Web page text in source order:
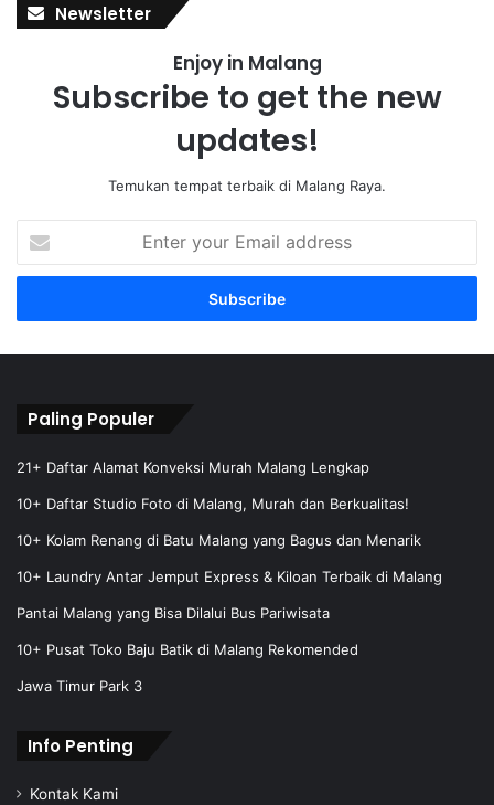
Newsletter
Enjoy in Malang
Subscribe to get the new
updates!
Temukan tempat terbaik di Malang Raya.
t
r
m
l
d
e
s
Paling Populer
21+ Daftar Alamat Konveksi Murah Malang Lengkap
10+ Daftar Studio Foto di Malang, Murah dan Berkualitas!
10+ Kolam Renang di Batu Malang yang Bagus dan Menarik
10+ Laundry Antar Jemput Express & Kiloan Terbaik di Malang
Pantai Malang yang Bisa Dilalui Bus Pariwisata
10+ Pusat Toko Baju Batik di Malang Rekomended
Jawa Timur Park 3
Info Penting
Kontak Kami